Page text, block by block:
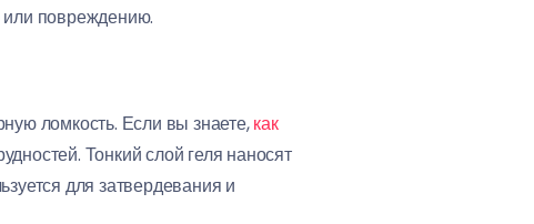
повреждению.
ломкость. Если вы знаете,как
Тонкий слой геля наносят
для затвердевания и